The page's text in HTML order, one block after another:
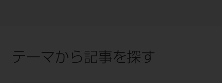
テーマから記事を探す